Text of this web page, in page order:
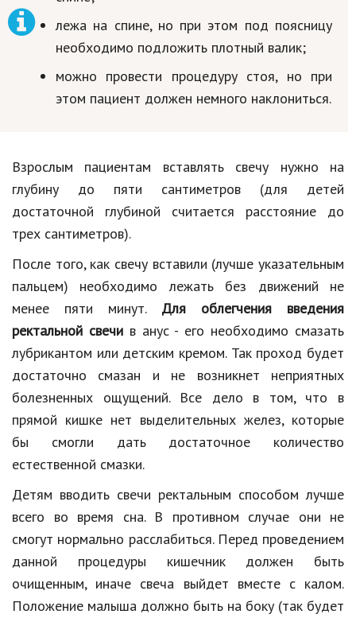
лежа на спине, но при этом под поясницу
необходимо подложить плотный валик;
можно провести процедуру стоя, но при
этом пациент должен немного наклониться.
Взрослым пациентам вставлять свечу нужно на
глубину до пяти сантиметров (для детей
достаточной глубиной считается расстояние до
трех сантиметров).
После того, как свечу вставили (лучше указательным
пальцем) необходимо лежать без движений не
менее пяти минут. Для облегчения введения
ректальной свечив анус - его необходимо смазать
лубрикантом или детским кремом. Так проход будет
достаточно смазан и не возникнет неприятных
болезненных ощущений. Все дело в том, что в
прямой кишке нет выделительных желез, которые
бы смогли дать достаточное количество
естественной смазки.
Детям вводить свечи ректальным способом лучше
всего во время сна. В противном случае они не
смогут нормально расслабиться. Перед проведением
данной процедуры кишечник должен быть
очищенным, иначе свеча выйдет вместе с калом.
Положение малыша должно быть на боку (так будет